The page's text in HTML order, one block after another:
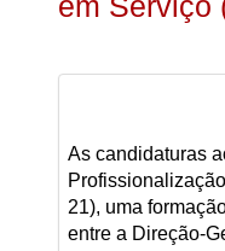
As candidaturas
21), uma
entre a Direção-